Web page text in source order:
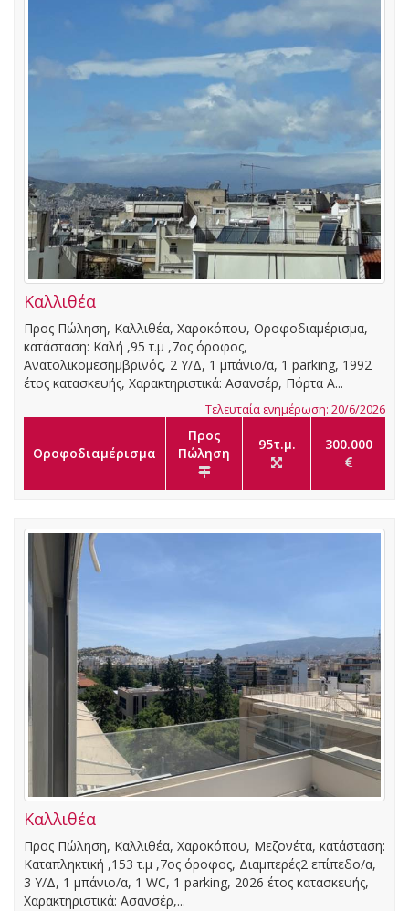
Καλλιθέα
Προς Πώληση, Καλλιθέα, Χαροκόπου, Οροφοδιαμέρισμα,
κατάσταση: Καλή ,95 τ.μ ,7ος όροφος,
Ανατολικομεσημβρινός, 2 Υ/Δ, 1 μπάνιο/α, 1 parking, 1992
έτος κατασκευής, Χαρακτηριστικά: Ασανσέρ, Πόρτα Α...
Τελευταία ενημέρωση: 20/6/2026
Οροφοδιαμέρισμα
Προς
Πώληση
95τ.μ. 300.000
Καλλιθέα
Προς Πώληση, Καλλιθέα, Χαροκόπου, Μεζονέτα, κατάσταση:
Καταπληκτική ,153 τ.μ ,7ος όροφος, Διαμπερές2 επίπεδο/α,
3 Υ/Δ, 1 μπάνιο/α, 1 WC, 1 parking, 2026 έτος κατασκευής,
Χαρακτηριστικά: Ασανσέρ,...